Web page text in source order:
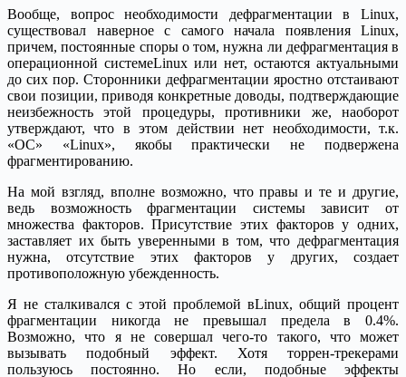
Вообще, вопрос необходимости дефрагментации в Linux,
существовал наверное с самого начала появления Linux,
причем, постоянные споры о том, нужна ли дефрагментация в
операционной системеLinux или нет, остаются актуальными
до сих пор. Сторонники дефрагментации яростно отстаивают
свои позиции, приводя конкретные доводы, подтверждающие
неизбежность этой процедуры, противники же, наоборот
утверждают, что в этом действии нет необходимости, т.к.
«ОС» «Linux», якобы практически не подвержена
фрагментированию.
На мой взгляд, вполне возможно, что правы и те и другие,
ведь возможность фрагментации системы зависит от
множества факторов. Присутствие этих факторов у одних,
заставляет их быть уверенными в том, что дефрагментация
нужна, отсутствие этих факторов у других, создает
противоположную убежденность.
Я не сталкивался с этой проблемой вLinux, общий процент
фрагментации никогда не превышал предела в 0.4%.
Возможно, что я не совершал чего-то такого, что может
вызывать подобный эффект. Хотя торрен-трекерами
пользуюсь постоянно. Но если, подобные эффекты